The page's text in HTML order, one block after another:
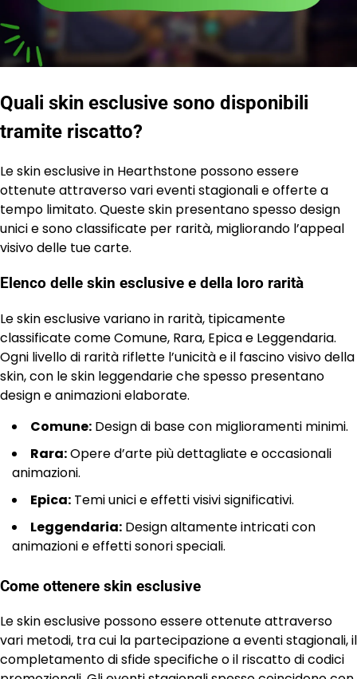
Quali skin esclusive sono disponibili
tramite riscatto?
Le skin esclusive in Hearthstone possono essere
ottenute attraverso vari eventi stagionali e offerte a
tempo limitato. Queste skin presentano spesso design
unici e sono classificate per rarità, migliorando l’appeal
visivo delle tue carte.
Elenco delle skin esclusive e della loro rarità
Le skin esclusive variano in rarità, tipicamente
classificate come Comune, Rara, Epica e Leggendaria.
Ogni livello di rarità riflette l’unicità e il fascino visivo della
skin, con le skin leggendarie che spesso presentano
design e animazioni elaborate.
Comune: Design di base con miglioramenti minimi.
Rara:Opere d’arte più dettagliate e occasionali
animazioni.
Epica: Temi unici e effetti visivi significativi.
Leggendaria: Design altamente intricati con
animazioni e effetti sonori speciali.
Come ottenere skin esclusive
Le skin esclusive possono essere ottenute attraverso
vari metodi, tra cui la partecipazione a eventi stagionali, il
completamento di sfide specifiche o il riscatto di codici